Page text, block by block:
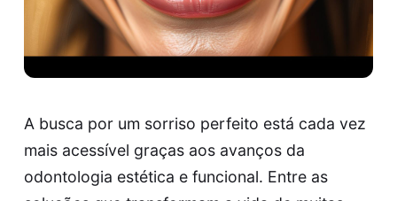
A busca por um sorriso perfeito está cada vez
mais acessível graças aos avanços da
odontologia estética e funcional. Entre as